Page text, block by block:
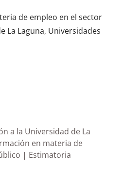
de empleo en el sector
La Laguna, Universidades
a la Universidad de La
en materia de
| Estimatoria